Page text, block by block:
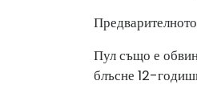
Пул също е
блъсне 12-